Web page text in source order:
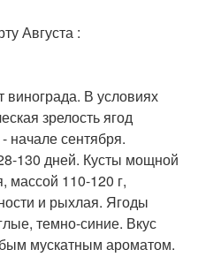
Августа :
винограда. В условиях
зрелость ягод
начале сентября.
130 дней. Кусты мощной
массой 110-120 г,
и рыхлая. Ягоды
темно-синие. Вкус
мускатным ароматом.